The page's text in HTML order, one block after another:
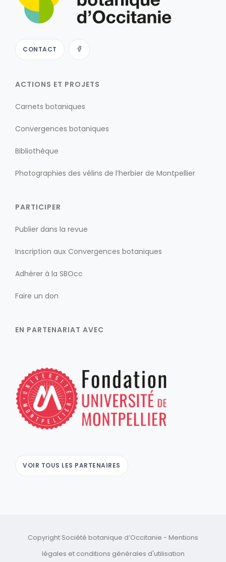
CONTACT
ACTIONS ET PROJETS
Carnets botaniques
Convergences botaniques
Bibliothèque
Photographies des vélins de l’herbier de Montpellier
PARTICIPER
Publier dans la revue
Inscription aux Convergences botaniques
Adhérer à la SBOcc
Faire un don
EN PARTENARIAT AVEC
VOIR TOUS LES PARTENAIRES
Copyright Société botanique d’Occitanie - Mentions
légales et conditions générales d'utilisation